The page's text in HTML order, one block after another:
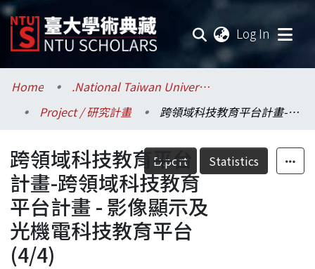
Log In
Communities & Collections
Research Outputs
Fundings & Projects
Researchers
Organizations
Statistics
Home
.National Taiwan University / 國立臺灣大學
Project / 研究計畫
跨領域科技教育平台計畫-跨領域科技教育平台計畫 - 影像顯示及光機電科技教育平台(4/4)
Export Statistics
跨領域科技教育平台
計畫-跨領域科技教育
平台計畫 - 影像顯示及
光機電科技教育平台
(4/4)